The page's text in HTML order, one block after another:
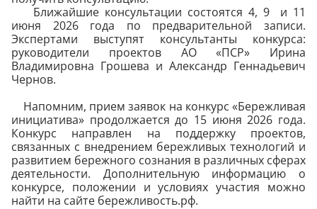
Ближайшие консультации состоятся 4, 9 и 11
июня 2026 года по предварительной записи.
Экспертами выступят консультанты конкурса:
руководители проектов АО «ПСР» Ирина
Владимировна Грошева и Александр Геннадьевич
Чернов.
Напомним, прием заявок на конкурс «Бережливая
инициатива» продолжается до 15 июня 2026 года.
Конкурс направлен на поддержку проектов,
связанных с внедрением бережливых технологий и
развитием бережного сознания в различных сферах
деятельности. Дополнительную информацию о
конкурсе, положении и условиях участия можно
найти на сайте бережливость.рф.